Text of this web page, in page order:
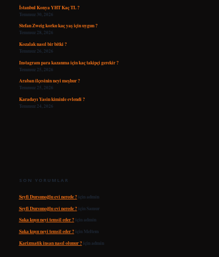
İstanbul Konya YHT Kaç TL ?
Temmuz 30, 2026
Stefan Zweig korku kaç yaş için uygun ?
Temmuz 28, 2026
Kozalak nasıl bir bitki ?
Temmuz 26, 2026
Instagram para kazanma için kaç takipçi gerekir ?
Temmuz 25, 2026
Araban ilçesinin neyi meşhur ?
Temmuz 25, 2026
Karadayı Yasin kiminle evlendi ?
Temmuz 24, 2026
SON YORUMLAR
Seyfi Dursunoğlu evi nerede ?içinadmin
Seyfi Dursunoğlu evi nerede ?içinSamur
Saka kuşu neyi temsil eder ?içinadmin
Saka kuşu neyi temsil eder ?için Meltem
Karizmatik insan nasıl olunur ?içinadmin